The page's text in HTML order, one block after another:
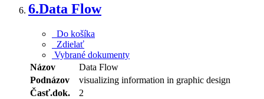
6.Data Flow
Do košíka
Zdielať
Vybrané dokumenty
Názov
Data Flow
Podnázov
visualizing information in graphic design
Časť.dok.
2